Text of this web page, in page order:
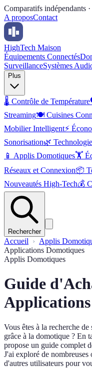
Comparatifs indépendants
A proposContact
HighTech Maison
Équipements Connectés
SurveillanceSystèmes
Plus
🌡️ Contrôle de Température
Streaming🍽️ Cuisines
Mobilier Intelligent⚡
Sonorisation🌿
📱 Applis Domotiques🏋️
Réseaux et Connexion📦
Nouveautés High-Tech💰
Rechercher
Accueil Applis
Applications Domotiques
Applis Domotiques
Guide
Vous êtes à la recherche
grâce à la domotique ? En
propose un guide complet
J'ai exploré de
d'autres utilisateurs pour